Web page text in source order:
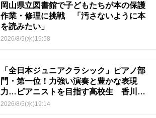
岡山県立図書館で子どもたちが本の保護
作業・修理に挑戦 「汚さないように本
を読みたい」
2026/8/5(水)19:58
「全日本ジュニアクラシック」ピアノ部
門・第一位！力強い演奏と豊かな表現
力…ピアニストを目指す高校生 香川
【青春のキセキ】
2026/8/5(水)19:14